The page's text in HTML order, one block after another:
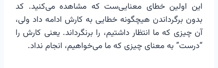
این اولین خطای معنایی‌ست که مشاهده می‌کنید. کد
بدون برگرداندن هیچگونه خطایی به کارش ادامه داد ولی،
آن چیزی که ما انتظار داشتیم، را برنگرداند. یعنی کارش را
“درست” به معنای چیزی که ما می‌خواهیم، انجام نداد.